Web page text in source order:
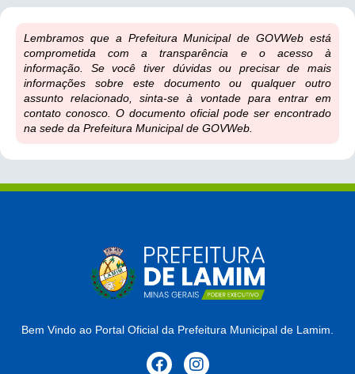
Lembramos que a Prefeitura Municipal de GOVWeb está
comprometida com a transparência e o acesso à
informação. Se você tiver dúvidas ou precisar de mais
informações sobre este documento ou qualquer outro
assunto relacionado, sinta-se à vontade para entrar em
contato conosco. O documento oficial pode ser encontrado
na sede da Prefeitura Municipal de GOVWeb.
Bem Vindo ao Portal Oficial da Prefeitura Municipal de Lamim.